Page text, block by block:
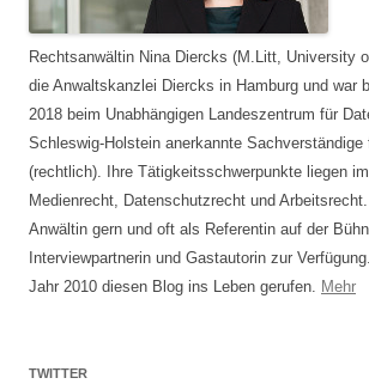
Rechtsanwältin Nina Diercks (M.Litt, University
die Anwaltskanzlei Diercks in Hamburg und war
2018 beim Unabhängigen Landeszentrum für
Schleswig-Holstein anerkannte Sachverständige
(rechtlich). Ihre Tätigkeitsschwerpunkte liegen im
Medienrecht, Datenschutzrecht und
Anwältin gern und oft als Referentin auf der
Interviewpartnerin und Gastautorin zur
Jahr 2010 diesen Blog ins Leben gerufen.
Mehr
TWITTER